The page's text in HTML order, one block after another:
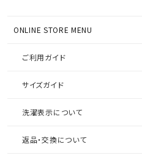
ONLINE STORE MENU
ご利用ガイド
サイズガイド
洗濯表示について
返品・交換について